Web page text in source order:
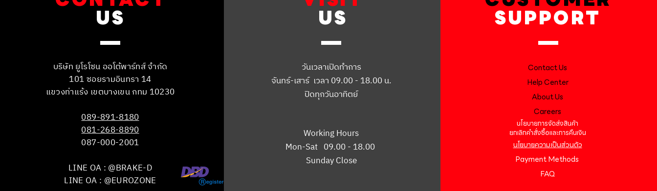
US
บริษัท ยูโรโซน ออโต้พาร์ทส์ จำกัด
101 ซอยรามอินทรา 14
แขวงท่าแร้ง เขตบางเขน กทม 10230
089-891-8180
081-268-8890
087-000-2001
LINE OA : @BRAKE-D
LINE OA : @EUROZONE
US
วันเวลาเปิดทำการ
จันทร์-เสาร์ เวลา 09.00 - 18.00 น.
ปิดทุกวันอาทิตย์
Working Hours
Mon-Sat 09.00 - 18.00
Sunday Close
SUPPORT
Contact Us
Help Center
About Us
Careers
นโยบายการจัดส่งสินค้า
ยกเลิกคำสั่งซื้อและการคืนเงิน
นโยบายความเป็นส่วนตัว
Payment Methods
FAQ